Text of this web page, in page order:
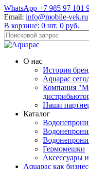
WhatsApp +7 985 97 101
Email: info@mobile-vek.ru
В корзине: 0 шт. 0 руб.
О нас
История
Aquapac
Компания
Наши
Каталог
Гермомешки
Аксессуары
Aquapac как